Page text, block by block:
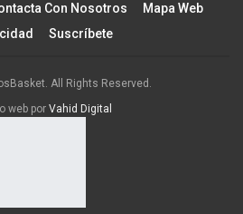
Con Nosotros
Mapa Web
Suscríbete
All Rights Reserved.
web por Vahid Digital